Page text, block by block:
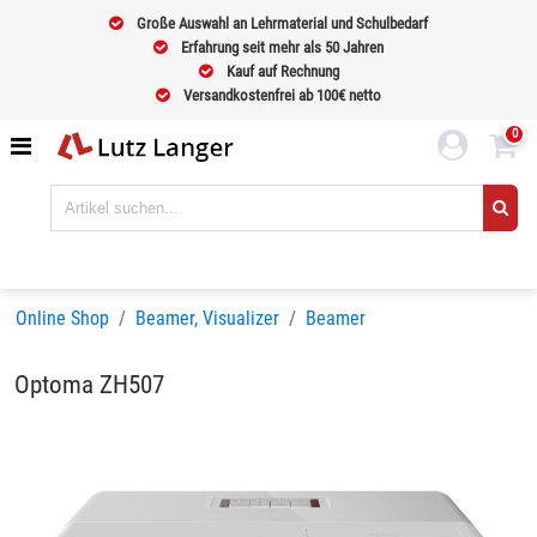
Große Auswahl an Lehrmaterial und Schulbedarf
Erfahrung seit mehr als 50 Jahren
Kauf auf Rechnung
Versandkostenfrei ab 100€ netto
0
Online Shop Beamer, Visualizer Beamer
Optoma ZH507